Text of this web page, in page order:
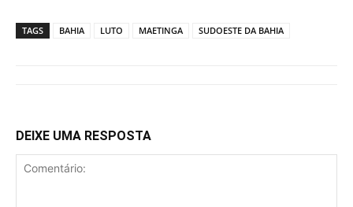
TAGS BAHIA LUTO MAETINGA SUDOESTE DA BAHIA
DEIXE UMA RESPOSTA